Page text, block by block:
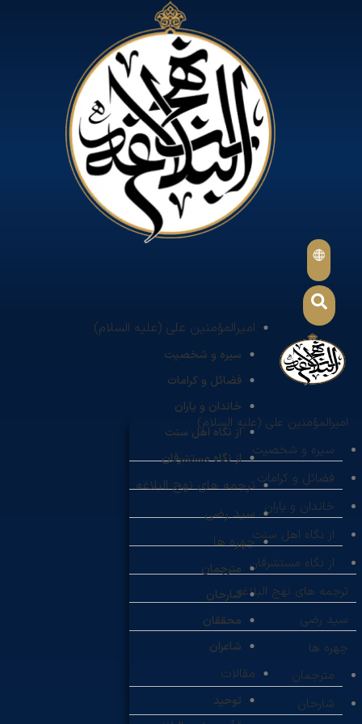
امیرالمؤمنین علی (علیه السلام)
سیره و شخصیت
فضائل و کرامات
خاندان و یاران
از نگاه اهل سنت
از نگاه مستشرقان
ترجمه های نهج البلاغه
سید رضی
چهره ها
مترجمان
شارحان
محققان
شاعران
مقالات
توحید
امیرالمؤمنین علی (علیه السلام)
سیره و شخصیت
فضائل و کرامات
خاندان و یاران
از نگاه اهل سنت
از نگاه مستشرقان
ترجمه های نهج البلاغه
سید رضی
چهره ها
مترجمان
شارحان